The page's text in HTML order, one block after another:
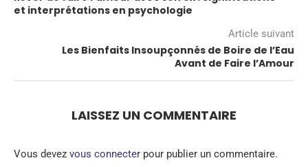
et interprétations en psychologie
Article suivant
Les Bienfaits Insoupçonnés de Boire de l’Eau
Avant de Faire l’Amour
LAISSEZ UN COMMENTAIRE
Vous devez vous connecter pour publier un commentaire.